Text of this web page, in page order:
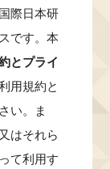
際日本研
です。本
とプライ
用規約と
い。ま
はそれら
て利用す